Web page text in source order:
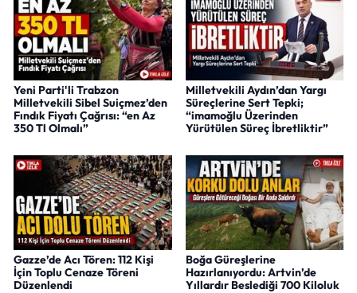
Yeni Parti'li Trabzon
Milletvekili Sibel Suiçmez’den
Fındık Fiyatı Çağrısı: “en Az
350 Tl Olmalı”
Milletvekili Aydın’dan Yargı
Süreçlerine Sert Tepki;
“imamoğlu Üzerinden
Yürütülen Süreç İbretliktir”
Gazze’de Acı Tören: 112 Kişi
İçin Toplu Cenaze Töreni
Düzenlendi
Boğa Güreşlerine
Hazırlanıyordu: Artvin’de
Yıllardır Beslediği 700 Kiloluk